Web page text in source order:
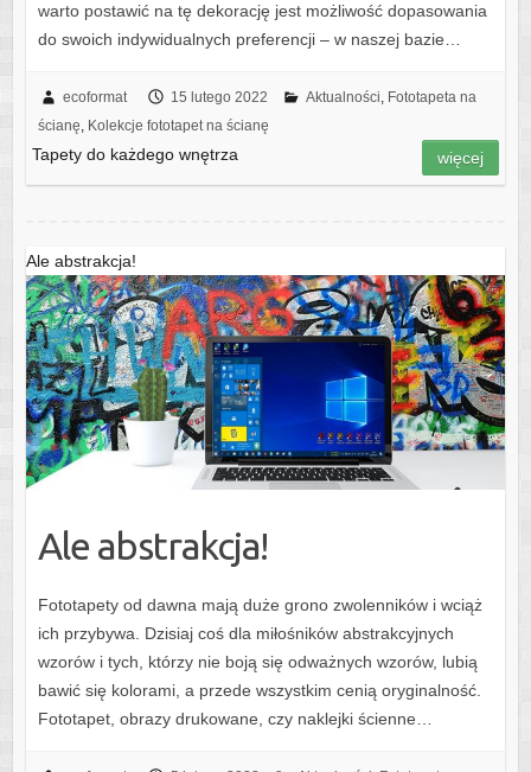
warto postawić na tę dekorację jest możliwość dopasowania
do swoich indywidualnych preferencji – w naszej bazie…
ecoformat 15 lutego 2022 Aktualności, Fototapeta na
ścianę, Kolekcje fototapet na ścianę
Tapety do każdego wnętrza więcej
Ale abstrakcja!
Ale abstrakcja!
Fototapety od dawna mają duże grono zwolenników i wciąż
ich przybywa. Dzisiaj coś dla miłośników abstrakcyjnych
wzorów i tych, którzy nie boją się odważnych wzorów, lubią
bawić się kolorami, a przede wszystkim cenią oryginalność.
Fototapet, obrazy drukowane, czy naklejki ścienne…